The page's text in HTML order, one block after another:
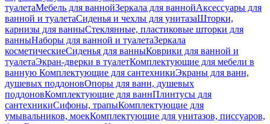
туалетаМебель для ваннойЗеркала для ваннойАксессуары для
ванной и туалетаСиденья и чехлы для унитазаШторки,
карнизы для ванныСтеклянные, пластиковые шторки для
ванныНаборы для ванной и туалетаЗеркала
косметическиеСиденья для ванныКоврики для ванной и
туалетаЭкран-дверки в туалетКомплектующие для мебели в
ванную Комплектующие для сантехникиЭкраны для ванн,
душевых поддоновОпоры для ванн, душевых
поддоновКомплектующие для ваннПлинтусы для
сантехникиСифоны, трапыКомплектующие для
умывальников, моекКомплектующие для унитазов, писсуаров,